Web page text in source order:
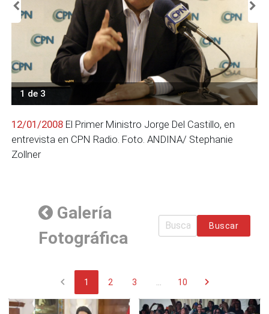
1 de 3
12/01/2008 El Primer Ministro Jorge Del Castillo, en
entrevista en CPN Radio. Foto. ANDINA/ Stephanie
Zollner
Galería
Fotográfica
Buscar
chevron_left 1 2 3 10 chevron_right